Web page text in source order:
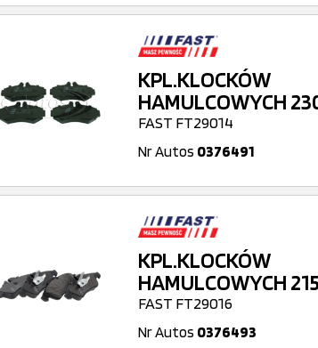
KPL.KLOCKÓW
HAMULCOWYCH
FAST FT29014
Nr Autos 0376491
KPL.KLOCKÓW
HAMULCOWYCH
FAST FT29016
Nr Autos 0376493